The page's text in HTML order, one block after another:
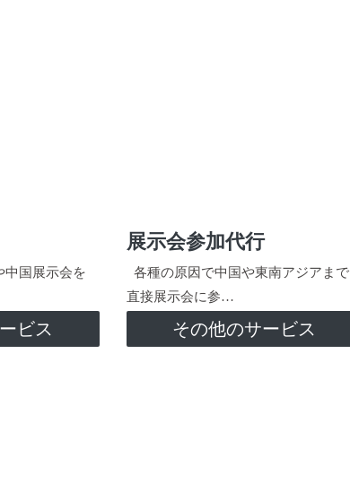
中国展示会を
ビス
展示会参加代行
各種の原因で中国や東南アジアまで
直接展示会に参…
その他のサービス